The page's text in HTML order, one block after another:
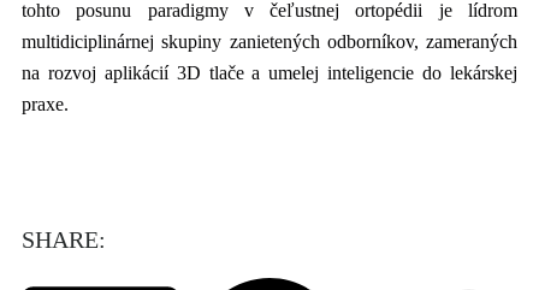
tohto posunu paradigmy v čeľustnej ortopédii je lídrom
multidiciplinárnej skupiny zanietených odborníkov, zameraných
na rozvoj aplikácií 3D tlače a umelej inteligencie do lekárskej
praxe.
SHARE: